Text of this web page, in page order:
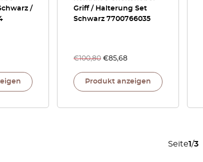
/
Griff / Halterung Set
Schwarz 7700766035
€100,80 €85,68
Produkt anzeigen
Seite1/3